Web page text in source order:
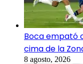
Boca empató
cima de la
8 agosto, 2026